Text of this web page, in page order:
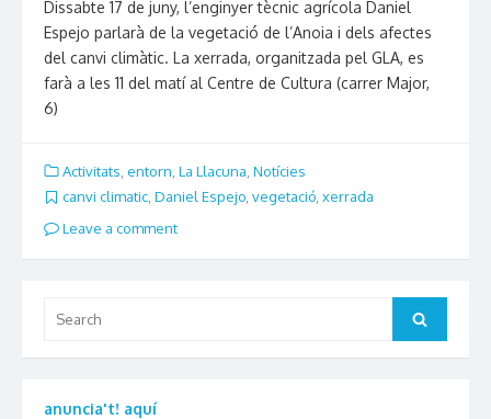
Dissabte 17 de juny, l’enginyer tècnic agrícola Daniel
Espejo parlarà de la vegetació de l’Anoia i dels afectes
del canvi climàtic. La xerrada, organitzada pel GLA, es
farà a les 11 del matí al Centre de Cultura (carrer Major,
6)
Activitats entorn La Llacuna Notícies
canvi climatic, Daniel Espejo, vegetació, xerrada
Leave a comment
for:
Search
anuncia't! aquí